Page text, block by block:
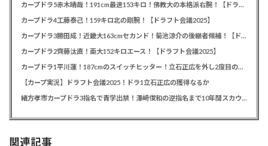
カープドラ5赤木晴哉！191cm最速153キロ！佛教大の本格派右腕！【ドラフト会議2025】
カープドラ4工藤泰己！159キロ北の剛腕！【ドラフト会議2025】
カープドラ3勝田成！近畿大163cmセカンド！菊池涼介の後継者候補！【ドラフト会議2025】
カープドラ2齊藤汰直！亜大152キロエース！【ドラフト会議2025】
カープドラ1平川蓮！187cmのスイッチヒッター！立石正広を外し2度目の重複も新井監督がクジを引き当てる！【ドラフト会議2025】
【カープ実況】ドラフト会議2025！ドラ1立石正広の獲得なるか
緒方孝市カープドラ3指名で青学出禁！澤﨑俊和の逆指名まで10年間スカウト出禁
関連記事